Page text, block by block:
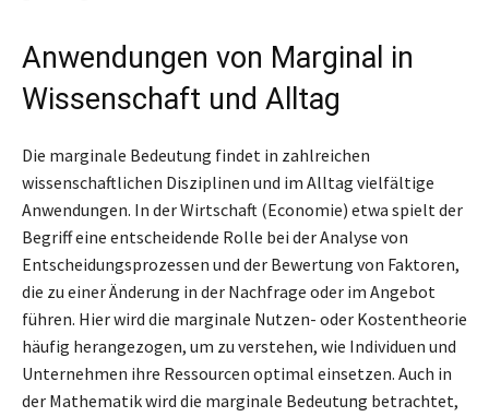
Anwendungen von Marginal in
Wissenschaft und Alltag
Die marginale Bedeutung findet in zahlreichen
wissenschaftlichen Disziplinen und im Alltag vielfältige
Anwendungen. In der Wirtschaft (Economie) etwa spielt der
Begriff eine entscheidende Rolle bei der Analyse von
Entscheidungsprozessen und der Bewertung von Faktoren,
die zu einer Änderung in der Nachfrage oder im Angebot
führen. Hier wird die marginale Nutzen- oder Kostentheorie
häufig herangezogen, um zu verstehen, wie Individuen und
Unternehmen ihre Ressourcen optimal einsetzen. Auch in
der Mathematik wird die marginale Bedeutung betrachtet,